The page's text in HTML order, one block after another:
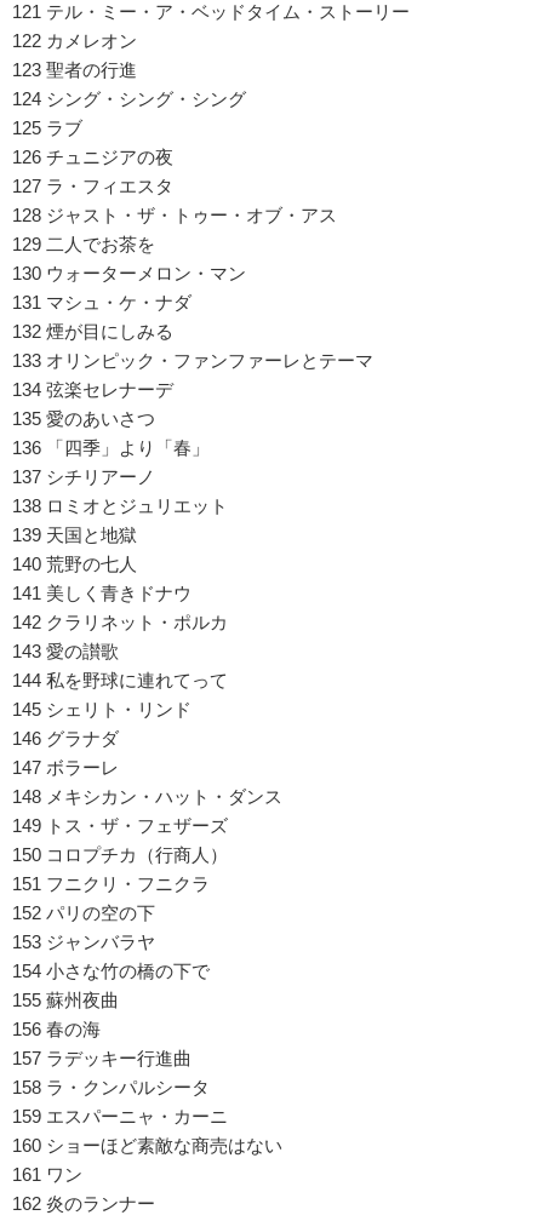
121 テル・ミー・ア・ベッドタイム・ストーリー
122 カメレオン
123 聖者の行進
124 シング・シング・シング
125 ラブ
126 チュニジアの夜
127 ラ・フィエスタ
128 ジャスト・ザ・トゥー・オブ・アス
129 二人でお茶を
130 ウォーターメロン・マン
131 マシュ・ケ・ナダ
132 煙が目にしみる
133 オリンピック・ファンファーレとテーマ
134 弦楽セレナーデ
135 愛のあいさつ
136 「四季」より「春」
137 シチリアーノ
138 ロミオとジュリエット
139 天国と地獄
140 荒野の七人
141 美しく青きドナウ
142 クラリネット・ポルカ
143 愛の讃歌
144 私を野球に連れてって
145 シェリト・リンド
146 グラナダ
147 ボラーレ
148 メキシカン・ハット・ダンス
149 トス・ザ・フェザーズ
150 コロプチカ（行商人）
151 フニクリ・フニクラ
152 パリの空の下
153 ジャンバラヤ
154 小さな竹の橋の下で
155 蘇州夜曲
156 春の海
157 ラデッキー行進曲
158 ラ・クンパルシータ
159 エスパーニャ・カーニ
160 ショーほど素敵な商売はない
161 ワン
162 炎のランナー